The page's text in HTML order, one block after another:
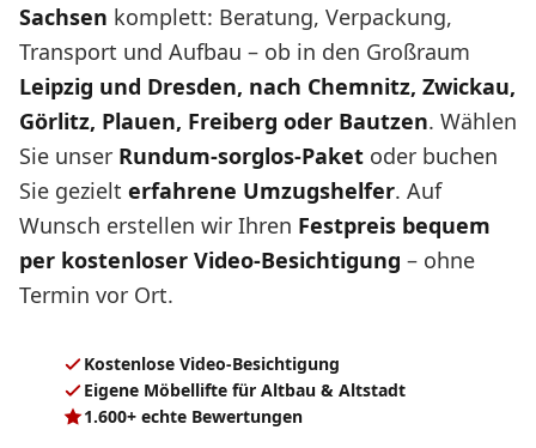
Sachsen komplett: Beratung, Verpackung,
Transport und Aufbau – ob in den Großraum
Leipzig und Dresden, nach Chemnitz, Zwickau,
Görlitz, Plauen, Freiberg oder Bautzen. Wählen
Sie unser Rundum-sorglos-Paket oder buchen
Sie gezielt erfahrene Umzugshelfer. Auf
Wunsch erstellen wir Ihren Festpreis bequem
per kostenloser Video-Besichtigung – ohne
Termin vor Ort.
Kostenlose Video-Besichtigung
Eigene Möbellifte für Altbau & Altstadt
1.600+ echte Bewertungen